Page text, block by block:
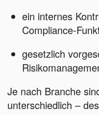
ein internes
Compliance-
gesetzlich
Je nach Branche
unterschiedlich –